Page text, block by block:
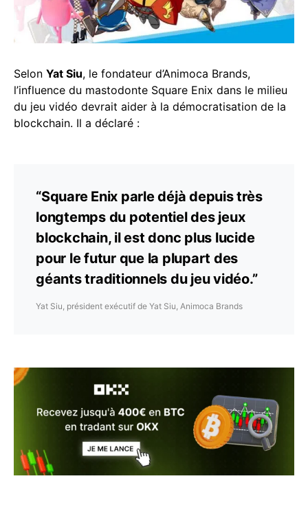
Selon Yat Siu, le fondateur d’Animoca Brands,
l’influence du mastodonte Square Enix dans le milieu
du jeu vidéo devrait aider à la démocratisation de la
blockchain. Il a déclaré :
“Square Enix parle déjà depuis très
longtemps du potentiel des jeux
blockchain, il est donc plus lucide
pour le futur que la plupart des
géants traditionnels du jeu vidéo.”
Yat Siu, président exécutif de Yat Siu, Animoca Brands